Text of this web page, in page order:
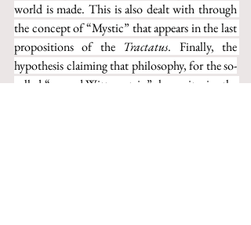
world is made. This is also dealt with through
the concept of “Mystic” that appears in the last
propositions of the Tractatus. Finally, the
hypothesis claiming that philosophy, for the so-
called “second Wittgenstein”, has as its aim the